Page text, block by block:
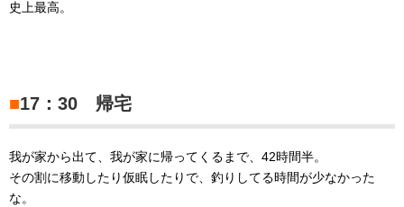
史上最高。
■17：30 帰宅
我が家から出て、我が家に帰ってくるまで、42時間半。
その割に移動したり仮眠したりで、釣りしてる時間が少なかった
な。